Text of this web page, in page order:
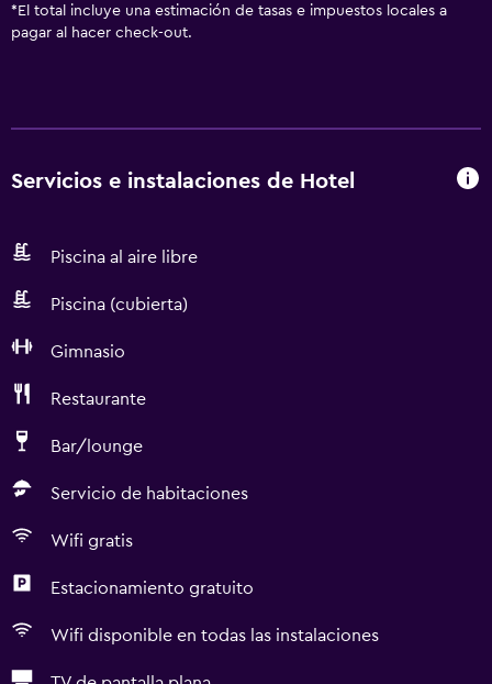
* El total incluye una estimación de tasas e impuestos locales a
pagar al hacer check-out.
Servicios e instalaciones de Hotel
Piscina al aire libre
Piscina (cubierta)
Gimnasio
Restaurante
Bar/lounge
Servicio de habitaciones
Wifi gratis
Estacionamiento gratuito
Wifi disponible en todas las instalaciones